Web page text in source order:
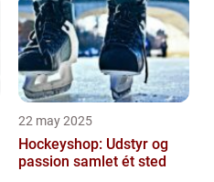
22 may 2025
Hockeyshop: Udstyr og
passion samlet ét sted